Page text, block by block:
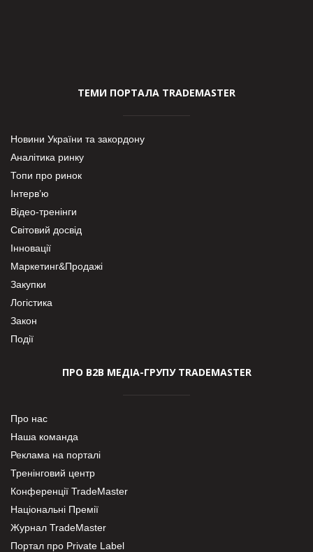
ТЕМИ ПОРТАЛА TRADEMASTER
Новини України та закордону
Аналітика ринку
Топи про ринок
Інтерв’ю
Відео-тренінги
Світовий досвід
Інновації
Маркетинг&Продажі
Закупки
Логістика
Закон
Події
ПРО В2В МЕДІА-ГРУПУ TRADEMASTER
Про нас
Наша команда
Реклама на порталі
Тренінговий центр
Конференції TradeMaster
Національні Премії
Журнал TradeMaster
Портал про Private Label